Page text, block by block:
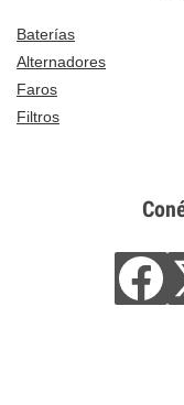
Baterías
Alternadores
Faros
Filtros